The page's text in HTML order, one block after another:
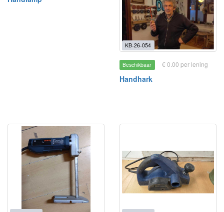
KB-26-054
Beschikbaar € 0.00 per lening
Handhark